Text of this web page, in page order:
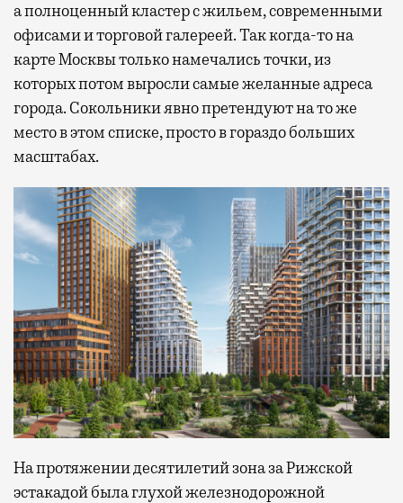
а полноценный кластер с жильем, современными
офисами и торговой галереей. Так когда-то на
карте Москвы только намечались точки, из
которых потом выросли самые желанные адреса
города. Сокольники явно претендуют на то же
место в этом списке, просто в гораздо больших
масштабах.
На протяжении десятилетий зона за Рижской
эстакадой была глухой железнодорожной